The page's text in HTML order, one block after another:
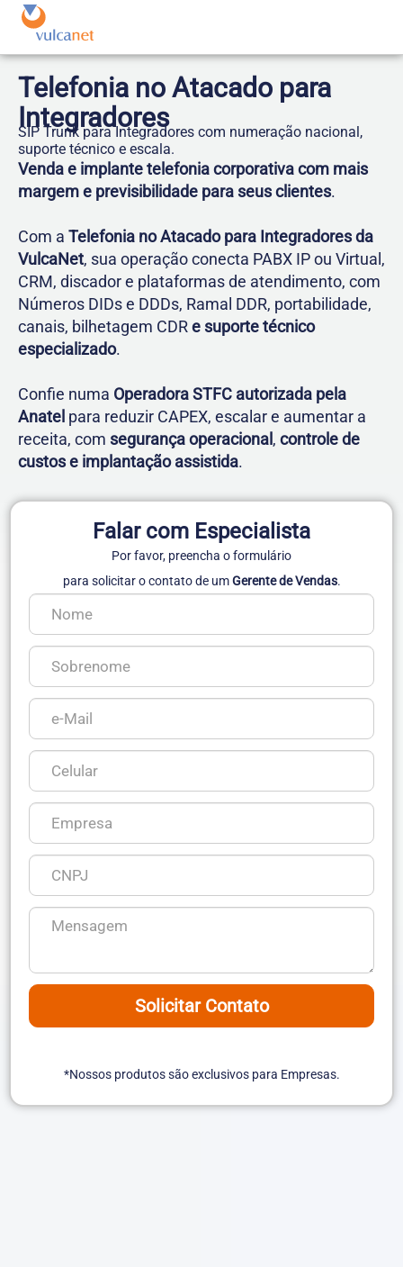
Telefonia no Atacado para
Integradores
SIP Trunk para Integradores com numeração nacional,
suporte técnico e escala.
Venda e implante telefonia corporativa com mais
margem e previsibilidade para seus clientes.
Com a Telefonia no Atacado para Integradores da
VulcaNet, sua operação conecta PABX IP ou Virtual,
CRM, discador e plataformas de atendimento, com
Números DIDs e DDDs, Ramal DDR, portabilidade,
canais, bilhetagem CDRe suporte técnico
especializado.
Confie numa Operadora STFC autorizada pela
Anatel para reduzir CAPEX, escalar e aumentar a
receita, com segurança operacional , controle de
custos e implantação assistida.
Falar com Especialista
Por favor, preencha o formulário
para solicitar o contato de umGerente de Vendas.
Solicitar Contato
*Nossos produtos são exclusivos para Empresas.